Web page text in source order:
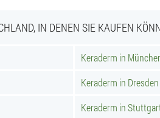
IN DENEN SIE KAUFEN
Keraderm in
Keraderm in Dresden
Keraderm in